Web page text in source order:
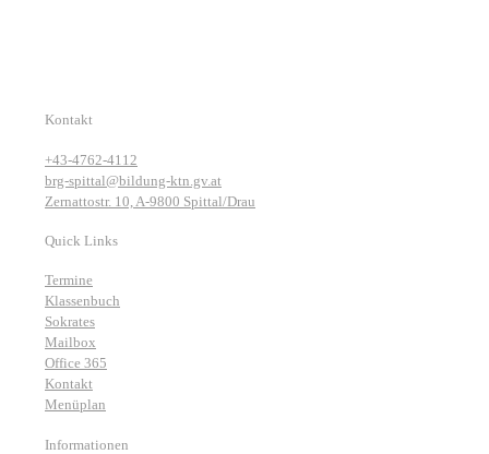
Kontakt
+43-4762-4112
brg-spittal@bildung-ktn.gv.at
Zernattostr. 10, A-9800 Spittal/Drau
Quick Links
Termine
Klassenbuch
Sokrates
Mailbox
Office 365
Kontakt
Menüplan
Informationen